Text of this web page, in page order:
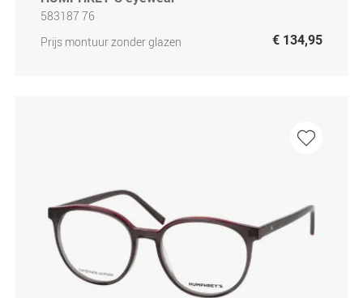
583187 76
Prijs montuur zonder glazen
€ 134,95